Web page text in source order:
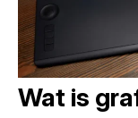
Wat is